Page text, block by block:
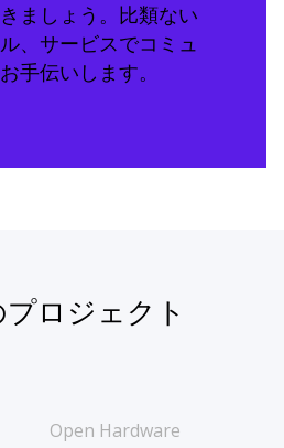
ましょう。比類ない
、サービスでコミュ
手伝いします。
ロジェクト
Open Hardware